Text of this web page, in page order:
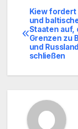
Kiew fordert
und
Staaten auf,
Grenzen zu
und
schließen